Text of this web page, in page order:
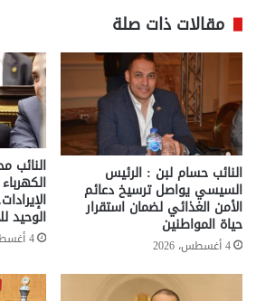
مقالات ذات صلة
النائب حسام لبن : الرئيس
السيسي يواصل ترسيخ دعائم
الأمن الغذائي لضمان استقرار
حياة المواطنين
4 أغسطس، 2026
النائب
الوحيد
4 أغسطس، 2026